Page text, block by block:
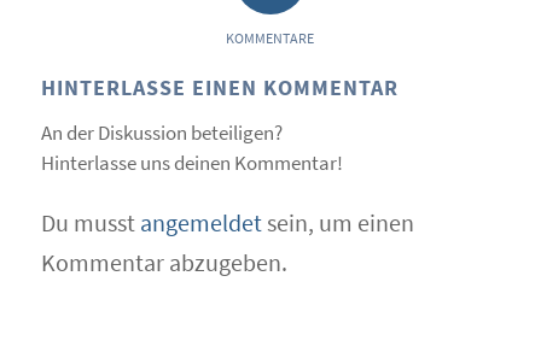
KOMMENTARE
HINTERLASSE EINEN KOMMENTAR
An der Diskussion beteiligen?
Hinterlasse uns deinen Kommentar!
Du musst angemeldetsein, um einen
Kommentar abzugeben.